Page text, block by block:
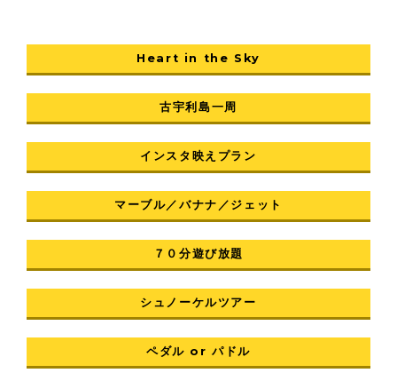
Heart in the Sky
古宇利島一周
インスタ映えプラン
マーブル／バナナ／ジェット
７０分遊び放題
シュノーケルツアー
ペダル or パドル